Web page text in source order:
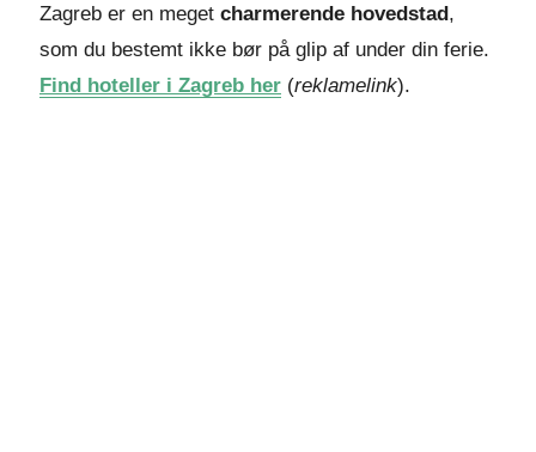
Zagreb er en meget charmerende hovedstad,
som du bestemt ikke bør på glip af under din ferie.
Find hoteller i Zagreb her (reklamelink).